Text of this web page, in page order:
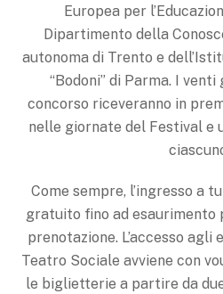
Europea per
Dipartimento della
autonoma di Trento e
“Bodoni” di Parma. I
concorso riceveranno in
nelle giornate del Festival e
Come sempre, l’ingresso a
gratuito fino ad esaurimento
prenotazione. L’accesso
Teatro Sociale avviene con
le biglietterie a partire da